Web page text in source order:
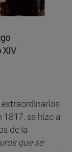
XIV
se hizo a
de la
que se